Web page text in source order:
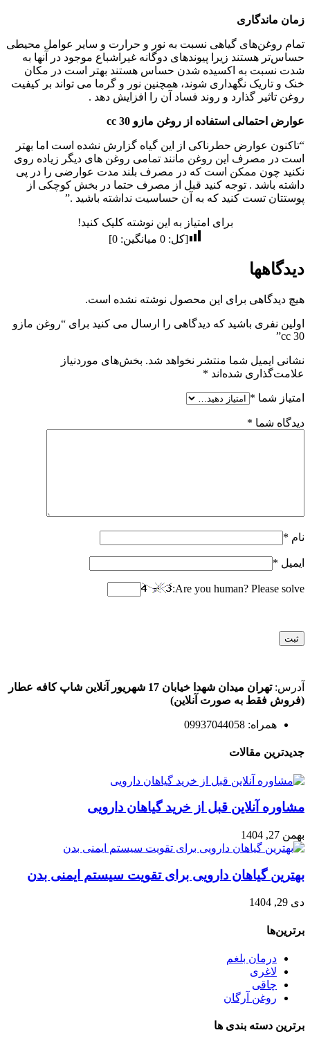
زمان ماندگاری
تمام روغن‌های گیاهی نسبت به نور و حرارت و سایر عوامل محیطی
حساس‌تر هستند زیرا پیوندهای دوگانه غیراشباع موجود در آنها به
شدت نسبت به اکسیده شدن حساس هستند بهتر است در مکان
خنک و تاریک نگهداری شوند، همچنین نور و گرما می تواند بر کیفیت
روغن تاثیر گذارد و روند فساد آن را افزایش دهد .
عوارض احتمالی استفاده از روغن مازو 30 cc
“تاکنون عوارض حطرناکی از این گیاه گزارش نشده است اما بهتر
است در مصرف این روغن مانند تمامی روغن های دیگر زیاده روی
نکنید چون ممکن است که در مصرف بلند مدت عوارضی را در پی
داشته باشد . توجه کنید قبل از مصرف حتما در بخش کوچکی از
پوستتان تست کنید که به آن حساسیت نداشته باشید .”
برای امتیاز به این نوشته کلیک کنید!
[کل:0 میانگین:0
]
دیدگاهها
هیچ دیدگاهی برای این محصول نوشته نشده است.
اولین نفری باشید که دیدگاهی را ارسال می کنید برای “روغن مازو
30 cc”
نشانی ایمیل شما منتشر نخواهد شد. بخش‌های موردنیاز
علامت‌گذاری شده‌اند *
امتیاز شما *
دیدگاه شما *
نام *
ایمیل *
Are you human? Please solve:
آدرس:تهران میدان شهدا خیابان 17 شهریور آنلاین شاپ کافه عطار
(فروش فقط به صورت آنلاین)
همراه: 09937044058
جدیدترین مقالات
مشاوره آنلاین قبل از خرید گیاهان دارویی
بهمن 27, 1404
بهترین گیاهان دارویی برای تقویت سیستم ایمنی بدن
دی 29, 1404
برترین‌ها
درمان بلغم
لاغری
چاقی
روغن آرگان
برترین‌ دسته بندی ها